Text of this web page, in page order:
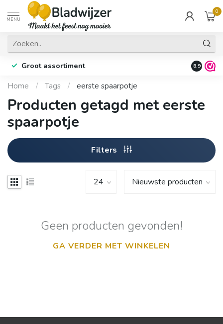
MENU
0
Groot assortiment Fysieke
8.9
Home / Tags / eerste spaarpotje
Producten getagd met eerste
spaarpotje
Filters
Geen producten gevonden!
GA VERDER MET WINKELEN